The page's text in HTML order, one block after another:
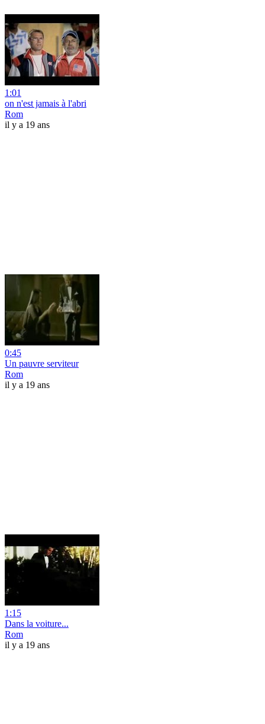
1:01
on n'est jamais à l'abri
Rom
il y a 19 ans
0:45
Un pauvre serviteur
Rom
il y a 19 ans
1:15
Dans la voiture...
Rom
il y a 19 ans